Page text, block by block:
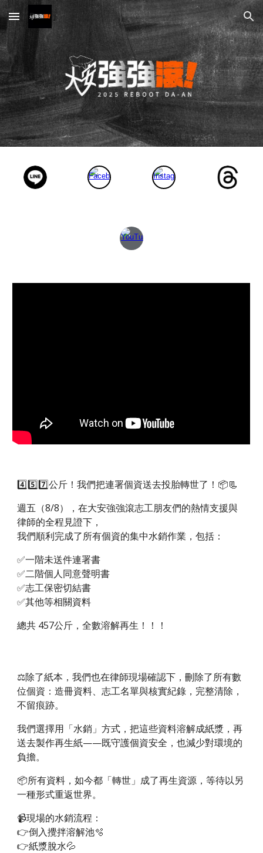
Skip to main content Skip to navigation
4️⃣5️⃣7️⃣公斤！我們把連署個資送去投胎轉世了！📦📃
週五（8/8），在大安強強滾志工朋友們的熱情支援與
律師的全程見證下，
我們順利完成了所有個資的集中水銷作業，包括：
✅一階未送件連署書
✅二階個人同意聲明書
✅志工保密切結書
✅其他等相關資料
總共 457公斤，全數溶解再生！！！
⚖️除了紙本，我們也在律師現場確認下，刪除了所有數
位個資：造冊資料、志工名單與核實紀錄，完整清除，
不留痕跡。
我們選擇用「水銷」方式，把這些資料溶解成紙漿，再
送去製作再生紙——既守護個資安全，也減少對環境的
負擔。
📦所有資料，如今都「轉世」成了再生資源，等待以另
一種形式重返世界。
📹現場的水銷流程：
👉倒入攪拌溶解池🫧
👉紙漿脫水💦